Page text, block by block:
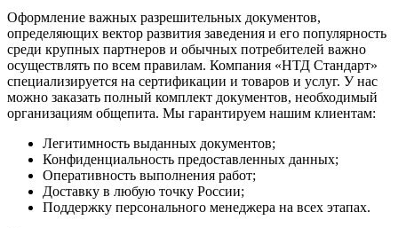
Оформление важных разрешительных документов,
определяющих вектор развития заведения и его популярность
среди крупных партнеров и обычных потребителей важно
осуществлять по всем правилам. Компания «НТД Стандарт»
специализируется на сертификации и товаров и услуг. У нас
можно заказать полный комплект документов, необходимый
организациям общепита. Мы гарантируем нашим клиентам:
Легитимность выданных документов;
Конфиденциальность предоставленных данных;
Оперативность выполнения работ;
Доставку в любую точку России;
Поддержку персонального менеджера на всех этапах.